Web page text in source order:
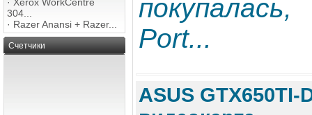
304...
· Razer Anansi + Razer...
Счетчики
Port...
ASUS GTX650TI-